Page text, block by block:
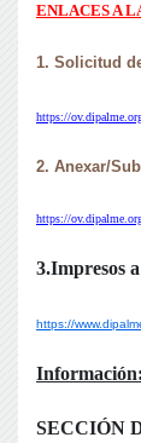
ENLACES A
1. Solicitud
https://
2. Anexar/
https://
3.Impresos
https://
Información:
SECCIÓN